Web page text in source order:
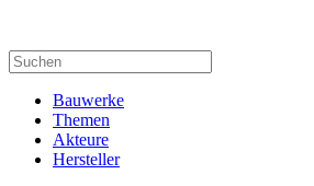
Bauwerke
Themen
Akteure
Hersteller